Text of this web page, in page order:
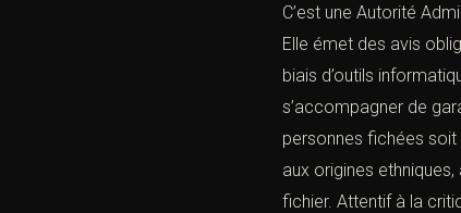
C’est une Autorité
Elle émet des avis
biais d’outils
s’accompagner de
personnes fichées soit
aux origines
fichier. Attentif à la